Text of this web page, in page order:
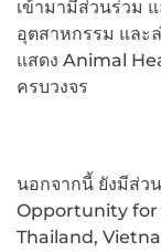
เข้ามามีส่วนร่วม
อุตสาหกรรม และ
แสดง Animal
ครบวงจร
นอกจากนี้ ยังมีส่ว
Opportunity for
Thailand,